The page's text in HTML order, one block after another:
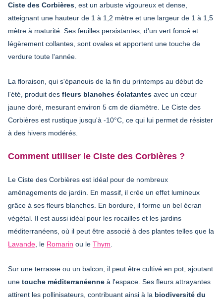
Ciste des Corbières , est un arbuste vigoureux et dense,
atteignant une hauteur de 1 à 1,2 mètre et une largeur de 1 à 1,5
mètre à maturité. Ses feuilles persistantes, d'un vert foncé et
légèrement collantes, sont ovales et apportent une touche de
verdure toute l'année.
La floraison, qui s'épanouis de la fin du printemps au début de
l'été, produit des fleurs blanches éclatantes avec un cœur
jaune doré, mesurant environ 5 cm de diamètre. Le Ciste des
Corbières est rustique jusqu'à -10°C, ce qui lui permet de résister
à des hivers modérés.
Comment utiliser le Ciste des Corbières ?
Le Ciste des Corbières est idéal pour de nombreux
aménagements de jardin. En massif, il crée un effet lumineux
grâce à ses fleurs blanches. En bordure, il forme un bel écran
végétal. Il est aussi idéal pour les rocailles et les jardins
méditerranéens, où il peut être associé à des plantes telles que la
Lavande , le Romarin ou le Thym
Sur une terrasse ou un balcon, il peut être cultivé en pot, ajoutant
une touche méditerranéenne à l'espace. Ses fleurs attrayantes
attirent les pollinisateurs, contribuant ainsi à la biodiversité du